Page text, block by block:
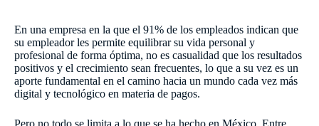
En una empresa en la que el 91% de los empleados indican que
su empleador les permite equilibrar su vida personal y
profesional de forma óptima, no es casualidad que los resultados
positivos y el crecimiento sean frecuentes, lo que a su vez es un
aporte fundamental en el camino hacia un mundo cada vez más
digital y tecnológico en materia de pagos.
Pero no todo se limita a lo que se ha hecho en México. Entre